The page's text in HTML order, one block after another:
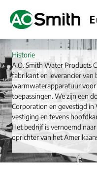
naar
Historie
A.O. Smith Water Products
fabrikant en leverancier van
warmwaterapparatuur voor
toepassingen. We zijn een
Corporation en gevestigd in
vestiging en tevens
Het bedrijf is vernoemd
oprichter van het